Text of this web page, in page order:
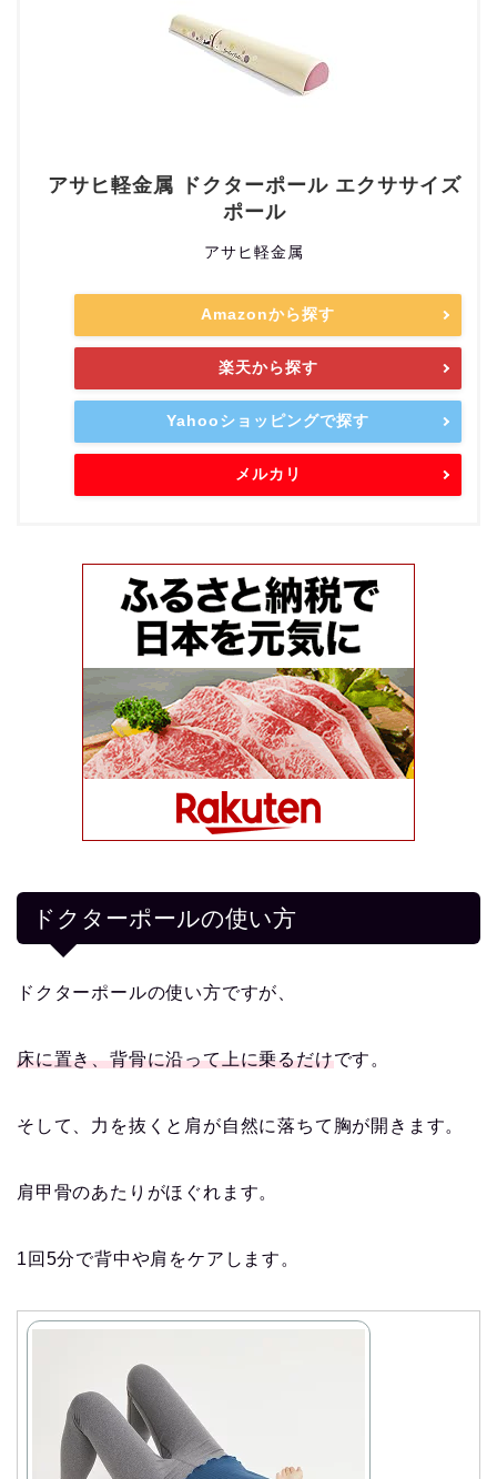
アサヒ軽金属 ドクターポール エクササイズ
ポール
アサヒ軽金属
Amazonから探す
楽天から探す
Yahooショッピングで探す
メルカリ
ドクターポールの使い方
ドクターポールの使い方ですが、
床に置き、背骨に沿って上に乗るだけです。
そして、力を抜くと肩が自然に落ちて胸が開きます。
肩甲骨のあたりがほぐれます。
1回5分で背中や肩をケアします。